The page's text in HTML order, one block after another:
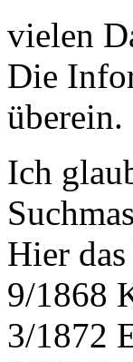
vielen
Die
überein.
Ich
Hier
9/1868
3/1872